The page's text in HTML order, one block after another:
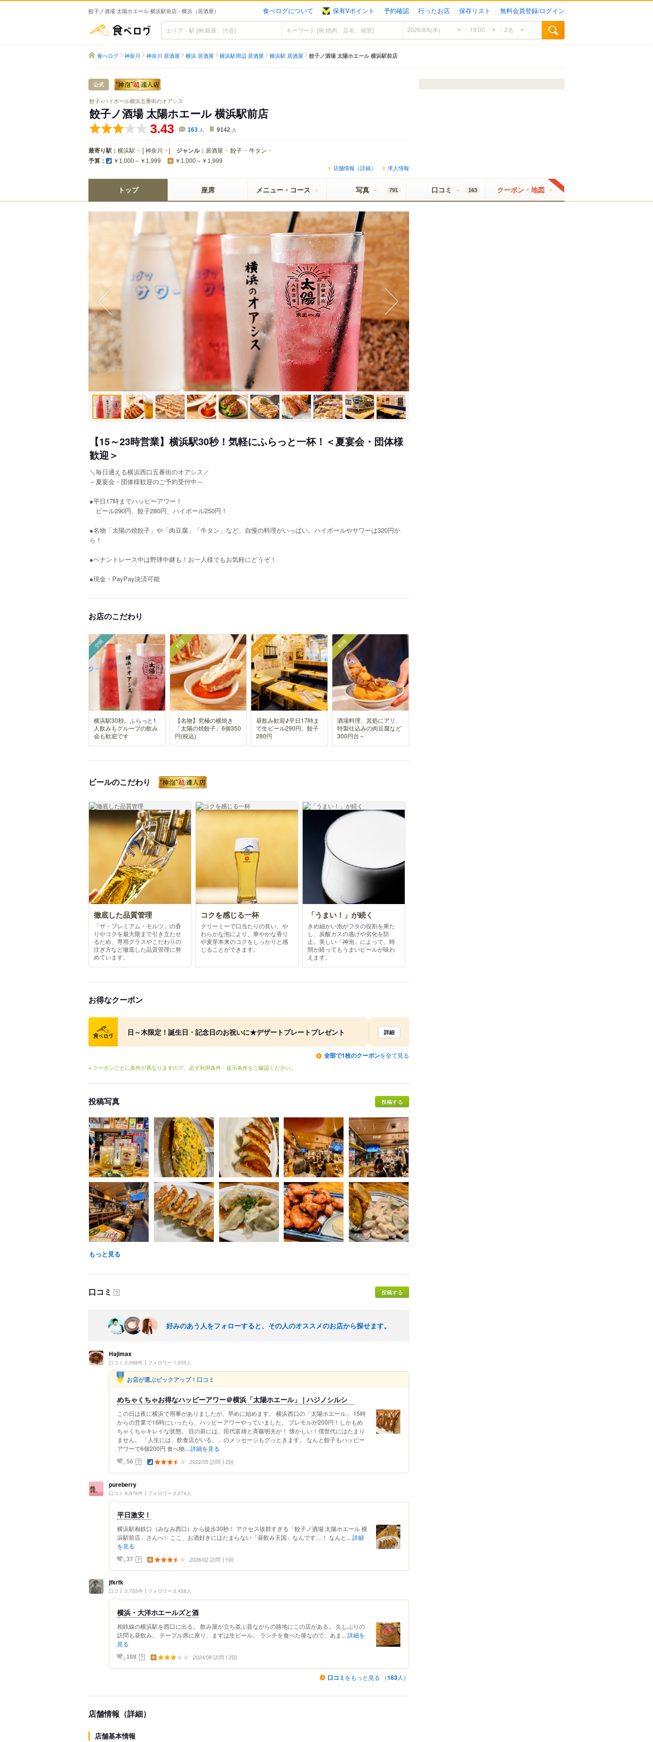
餃子ノ酒場 太陽ホエール 横浜駅前店 - 横浜（居酒屋） 食べログについて 保有Vポイント 予約確認 行ったお店 保存リスト 無料会員登録/ログイン
食べログ
食べログ 神奈川 神奈川 居酒屋 横浜 居酒屋 横浜駅周辺 居酒屋 横浜駅 居酒屋 餃子ノ酒場 太陽ホエール 横浜駅前店
公式
餃子×ハイボール横浜五番街のオアシス
餃子ノ酒場 太陽ホエール 横浜駅前店
3.43 163 人 9142 人
最寄り駅： 横浜駅 [神奈川 ] ジャンル： 居酒屋 餃子 牛タン
予算： ￥1,000～￥1,999 ￥1,000～￥1,999
店舗情報（詳細） 求人情報
トップ 座席 メニュー・コース 写真 791 口コミ 163 クーポン・地図
【15～23時営業】横浜駅30秒！気軽にふらっと一杯！＜夏宴会・団体様
歓迎＞
＼毎日通える横浜西口五番街のオアシス／
～夏宴会・団体様歓迎のご予約受付中～
●平日17時までハッピーアワー！
ビール290円、餃子280円、ハイボール250円！
●名物「太陽の焼餃子」や「肉豆腐」「牛タン」など、自慢の料理がいっぱい。ハイボールやサワーは320円か
ら！
●ペナントレース中は野球中継も！お一人様でもお気軽にどうぞ！
●現金・PayPay決済可能
お店のこだわり
空間
横浜駅30秒。ふらっと1
人飲みもグループの飲み
会も歓迎です
料理
【名物】究極の横焼き
「太陽の焼餃子」6個350
円(税込)
サービス
昼飲み歓迎♪平日17時ま
で生ビール290円、餃子
280円
料理
酒場料理、其処にアリ、
特製仕込みの肉豆腐など
300円台～
ビールのこだわり
徹底した品質管理
「ザ・プレミアム・モルツ」の香
りやコクを最大限まで引き立たせ
るため、専用グラスやこだわりの
注ぎ方など徹底した品質管理に努
めています。
コクを感じる一杯
クリーミーで口当たりの良い、や
わらかな泡により、華やかな香り
や麦芽本来のコクをしっかりと感
じることができます。
「うまい！」が続く
きめ細かい泡がフタの役割を果た
し、炭酸ガスの逃げや劣化を防
止。美しい「神泡」によって、時
間が経ってもうまいビールが味わ
えます。
お得なクーポン
クーポン
日～木限定！誕生日・記念日のお祝いに★デザートプレートプレゼント 詳細
全部で1枚のクーポンを全て見る
※ クーポンごとに条件が異なりますので、必ず利用条件・提示条件をご確認ください。
投稿写真 投稿する
もっと見る
口コミ ？ 投稿する
好みのあう人をフォローすると、その人のオススメのお店から探せます。
Hajimax
口コミ 2,698件 フォロワー 1,035人
お店が選ぶピックアップ！口コミ
めちゃくちゃお得なハッピーアワー＠横浜「太陽ホエール」 | ハジノシルシ
この日は夜に横浜で用事がありましたが、早めに始めます。 横浜西口の「太陽ホエール」 15時
からの営業で16時にいったら、ハッピーアワーやっていました。 プレモルが200円！しかもめ
ちゃくちゃキレイな状態。 目の前には、田代富雄と斉藤明夫が！ 懐かしい！僕世代にはたまり
ません。 「人生には、飲食店がいる。」のメッセージもグっときます。 なんと餃子もハッピー
アワーで6個200円 食べ物... 詳細を見る
56 ？ 2022/05 訪問 2回
pureberry
口コミ 6,976件 フォロワー 2,274人
平日激安！
横浜駅相鉄口（みなみ西口）から徒歩30秒！ アクセス抜群すぎる「餃子ノ酒場 太陽ホエール 横
浜駅前店」さんへ✨ ここ、お酒好きにはたまらない「昼飲み天国」なんです…！ なんと... 詳細
を見る
37 ？ 2026/02 訪問 1回
jfkrfk
口コミ 2,755件 フォロワー 2,458人
横浜・大洋ホエールズと酒
相鉄線の横浜駅を西口に出る。 飲み屋が立ち並ぶ昔ながらの路地にこの店がある。 久しぶりの
訪問も昼飲み。 テーブル席に座り、まずは生ビール。 ランチを食べた後なので、あま... 詳細を
見る
108 ？ 2024/08 訪問 2回
口コミ をもっと見る （163人）
店舗情報（詳細）
店舗基本情報